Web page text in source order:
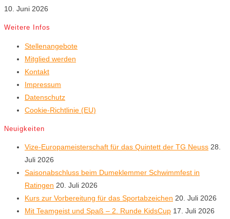
10. Juni 2026
Weitere Infos
Stellenangebote
Mitglied werden
Kontakt
Impressum
Datenschutz
Cookie-Richtlinie (EU)
Neuigkeiten
Vize-Europameisterschaft für das Quintett der TG Neuss 28.
Juli 2026
Saisonabschluss beim Dumeklemmer Schwimmfest in
Ratingen 20. Juli 2026
Kurs zur Vorbereitung für das Sportabzeichen 20. Juli 2026
Mit Teamgeist und Spaß – 2. Runde KidsCup 17. Juli 2026